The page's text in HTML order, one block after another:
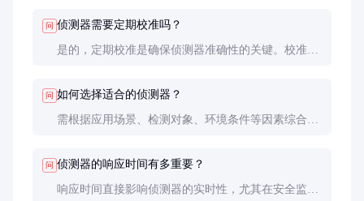
问 侦测器需要定期校准吗？
是的，定期校准是确保侦测器准确性的关键。校准频
问 如何选择适合的侦测器？
需根据应用场景、检测对象、环境条件等因素综合考
问 侦测器的响应时间有多重要？
响应时间直接影响侦测器的实时性，尤其在安全监控